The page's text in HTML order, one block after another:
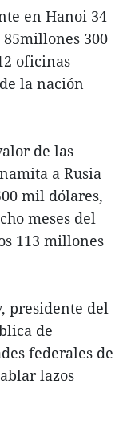
en Hanoi 34
300
oficinas
la nación
de las
a Rusia
mil dólares,
meses del
113 millones
presidente del
de
federales de
lazos